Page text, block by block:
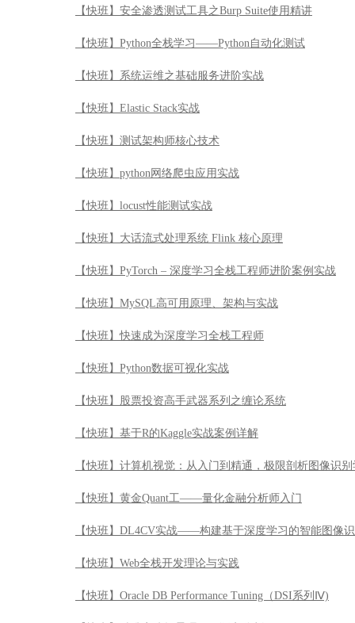
【快班】python网络爬虫应用实战
【快班】locust性能测试实战
【快班】大话流式处理系统 Flink 核心原理
【快班】PyTorch – 深度学习全栈工程师进阶案例实战
【快班】MySQL高可用原理、架构与实战
【快班】快速成为深度学习全栈工程师
【快班】Python数据可视化实战
【快班】股票投资高手武器系列之缠论系统
【快班】基于R的Kaggle实战案例详解
【快班】计算机视觉：从入门到精通，极限剖析图像识
【快班】黄金Quant工——量化金融分析师入门
【快班】DL4CV实战——构建基于深度学习的智能图像
【快班】Web全栈开发理论与实践
【快班】Oracle DB Performance Tuning（DSI系列Ⅳ)
【快班】精准安防场景理解及语义分割
【快班】【免费公开课】Python 的安装与部署
【快班】计算机视觉算法详解与实战开发
【快班】Python金融业数据化运营实战
【快班】人脸识别精准安防讲习班